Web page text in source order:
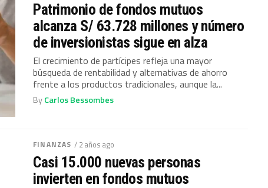
Patrimonio de fondos mutuos
alcanza S/ 63.728 millones y número
de inversionistas sigue en alza
El crecimiento de partícipes refleja una mayor
búsqueda de rentabilidad y alternativas de ahorro
frente a los productos tradicionales, aunque la...
ByCarlos Bessombes
FINANZAS / 2 años ago
Casi 15.000 nuevas personas
invierten en fondos mutuos